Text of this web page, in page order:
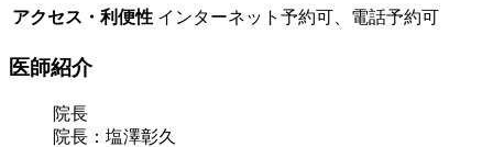
アクセス・利便性 インターネット予約可、電話予約可
医師紹介
院長
院長：塩澤彰久